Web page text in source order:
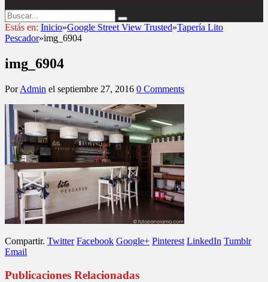
Estás en: Inicio»Google Street View Trusted»Tapería Lito
Pescador»img_6904
img_6904
PorAdmin el septiembre 27, 2016 0 Comments
Compartir. Twitter Facebook Google+ Pinterest LinkedIn Tumblr
Email
Publicaciones Relacionadas